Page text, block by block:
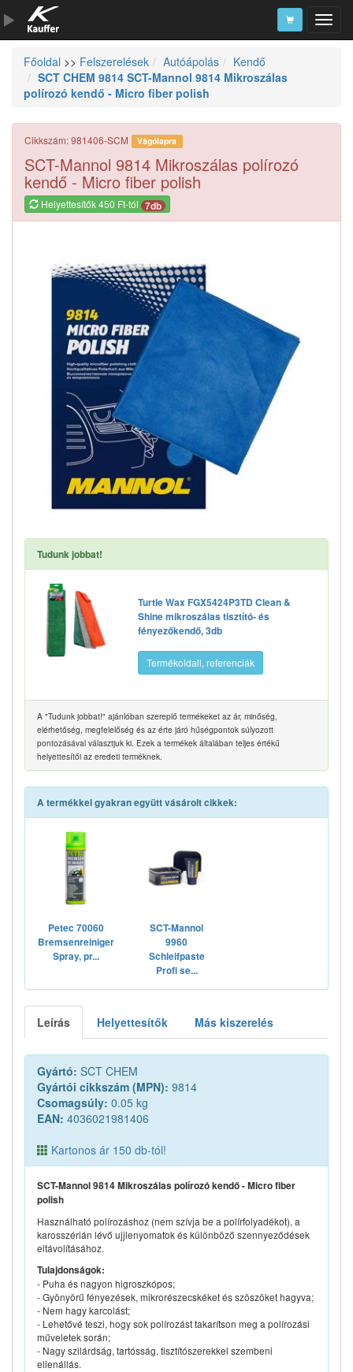
Szerszámkatalógus
Kosár
Alkatrészek
Főoldal >> Felszerelések Autóápolás
Kendő
SCT CHEM 9814 SCT-Mannol 9814 Mikroszálas
polírozó kendő - Micro fiber polish
Cikkszám: 981406-SCM Vágólapra
SCT-Mannol 9814 Mikroszálas polírozó
kendő - Micro fiber polish
Helyettesítők 450 Ft-tól 7db
Tudunk jobbat!
Turtle Wax FGX5424P3TD Clean &
Shine mikroszálas tisztító- és
fényezőkendő, 3db
Termékoldall, referenciák
A "Tudunk jobbat!" ajánlóban szereplő termékeket az ár, minőség,
elérhetőség, megfelelőség és az érte járó hűségpontok súlyozott
pontozásával választjuk ki. Ezek a termékek általában teljes értékű
helyettesítői az eredeti terméknek.
A termékkel gyakran együtt vásárolt cikkek:
Petec 70060
Bremsenreiniger
Spray, pr...
SCT-Mannol
9960
Schleifpaste
Profi se...
Leírás Helyettesítők Más kiszerelés
Gyártó: SCT CHEM
Gyártói cikkszám (MPN): 9814
Csomagsúly: 0.05 kg
EAN: 4036021981406
Kartonos ár 150 db-tól!
SCT-Mannol 9814 Mikroszálas polírozó kendő - Micro fiber
polish
Használható polírozáshoz (nem szívja be a polírfolyadékot), a
karosszérián lévő ujjlenyomatok és különböző szennyeződések
eltávolításához.
Tulajdonságok:
- Puha és nagyon higroszkópos;
- Gyönyörű fényezések, mikrorészecskéket és szöszöket hagyva;
- Nem hagy karcolást;
- Lehetővé teszi, hogy sok polírozást takarítson meg a polírozási
műveletek során;
- Nagy szilárdság, tartósság, tisztítószerekkel szembeni
ellenállás.